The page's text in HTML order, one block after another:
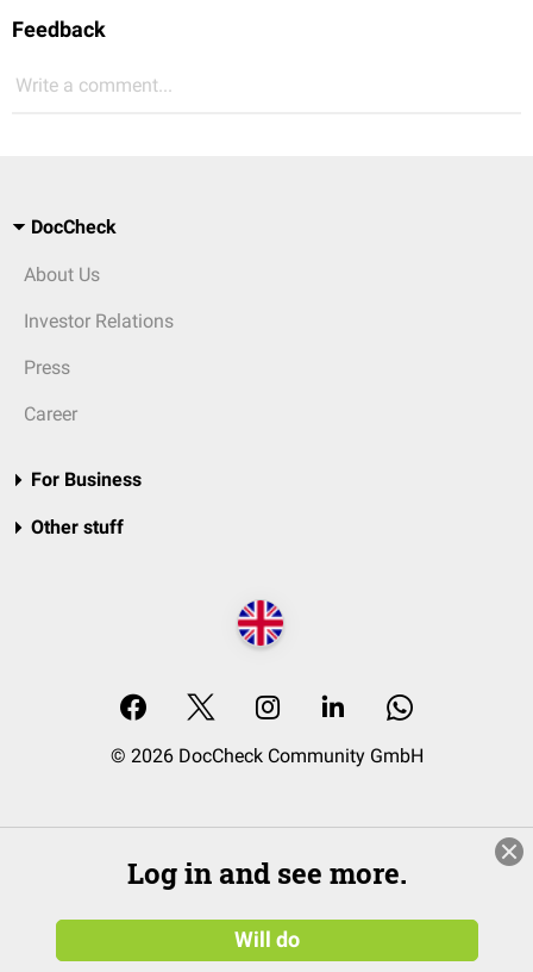
Feedback
Write a comment...
DocCheck
About Us
Investor Relations
Press
Career
For Business
Other stuff
© 2026 DocCheck Community GmbH
Log in and see more.
Will do